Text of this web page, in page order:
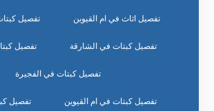
تفصيل اثاث في ام القيوين تفصيل
تفصيل كبتات في الشارقة تفصيل
تفصيل كبتات في الفجيرة
تفصيل كبتات في ام القيوين تفصيل